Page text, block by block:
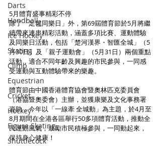
Darts
Handball
Ice Hockey
Skating
Climb
Equestrian
Cricket
Hockey
Figure Skating
Shuttlecock
5月體育盛事精彩不停
除了「足毽同樂日」外，第69屆體育節於5月將繼
續帶來連串精彩活動，涵蓋多項比賽、運動體驗
及同樂日活動，包括「楚河漢界・智匯全城」（5
月30日）及「親子運動會」（5月31日）兩個重點
活動，適合不同年齡及興趣的市民參與，一同感
受運動與互動體驗帶來的樂趣。
體育節由中國香港體育協會暨奧林匹克委員會
（港協暨奧委會）主辦，並獲康樂及文化事務署
資助，今年以「一線牽 全城動」為主題，於4月至
8月期間在全港各區舉行50多項體育活動，推動全
民運動風氣，鼓勵市民積極參與，一同動起來，
保持身心健康！